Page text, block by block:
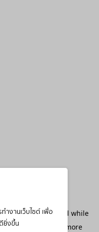
งานเว็บไซต์ เพื่อ
ยิ่งขึ้น
has occurred while
console
for more